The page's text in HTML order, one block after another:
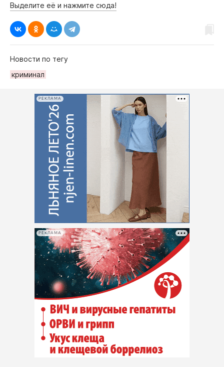
Выделите её и нажмите сюда!
Новости по тегу
криминал
РЕКЛАМА
РЕКЛАМА